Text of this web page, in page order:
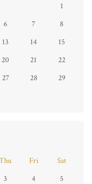
1
6 7
8
13 14
15
20 21
22
27 28
29
Fri
Sat
3 4
5